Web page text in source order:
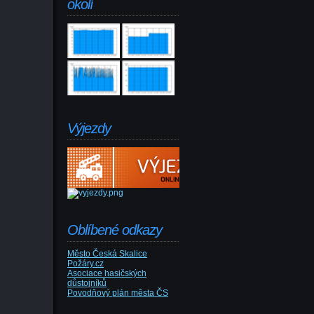
okolí
Výjezdy
Oblíbené odkazy
Město Česká Skalice
Požáry.cz
Asociace hasičských
důstojníků
Povodňový plán města ČS